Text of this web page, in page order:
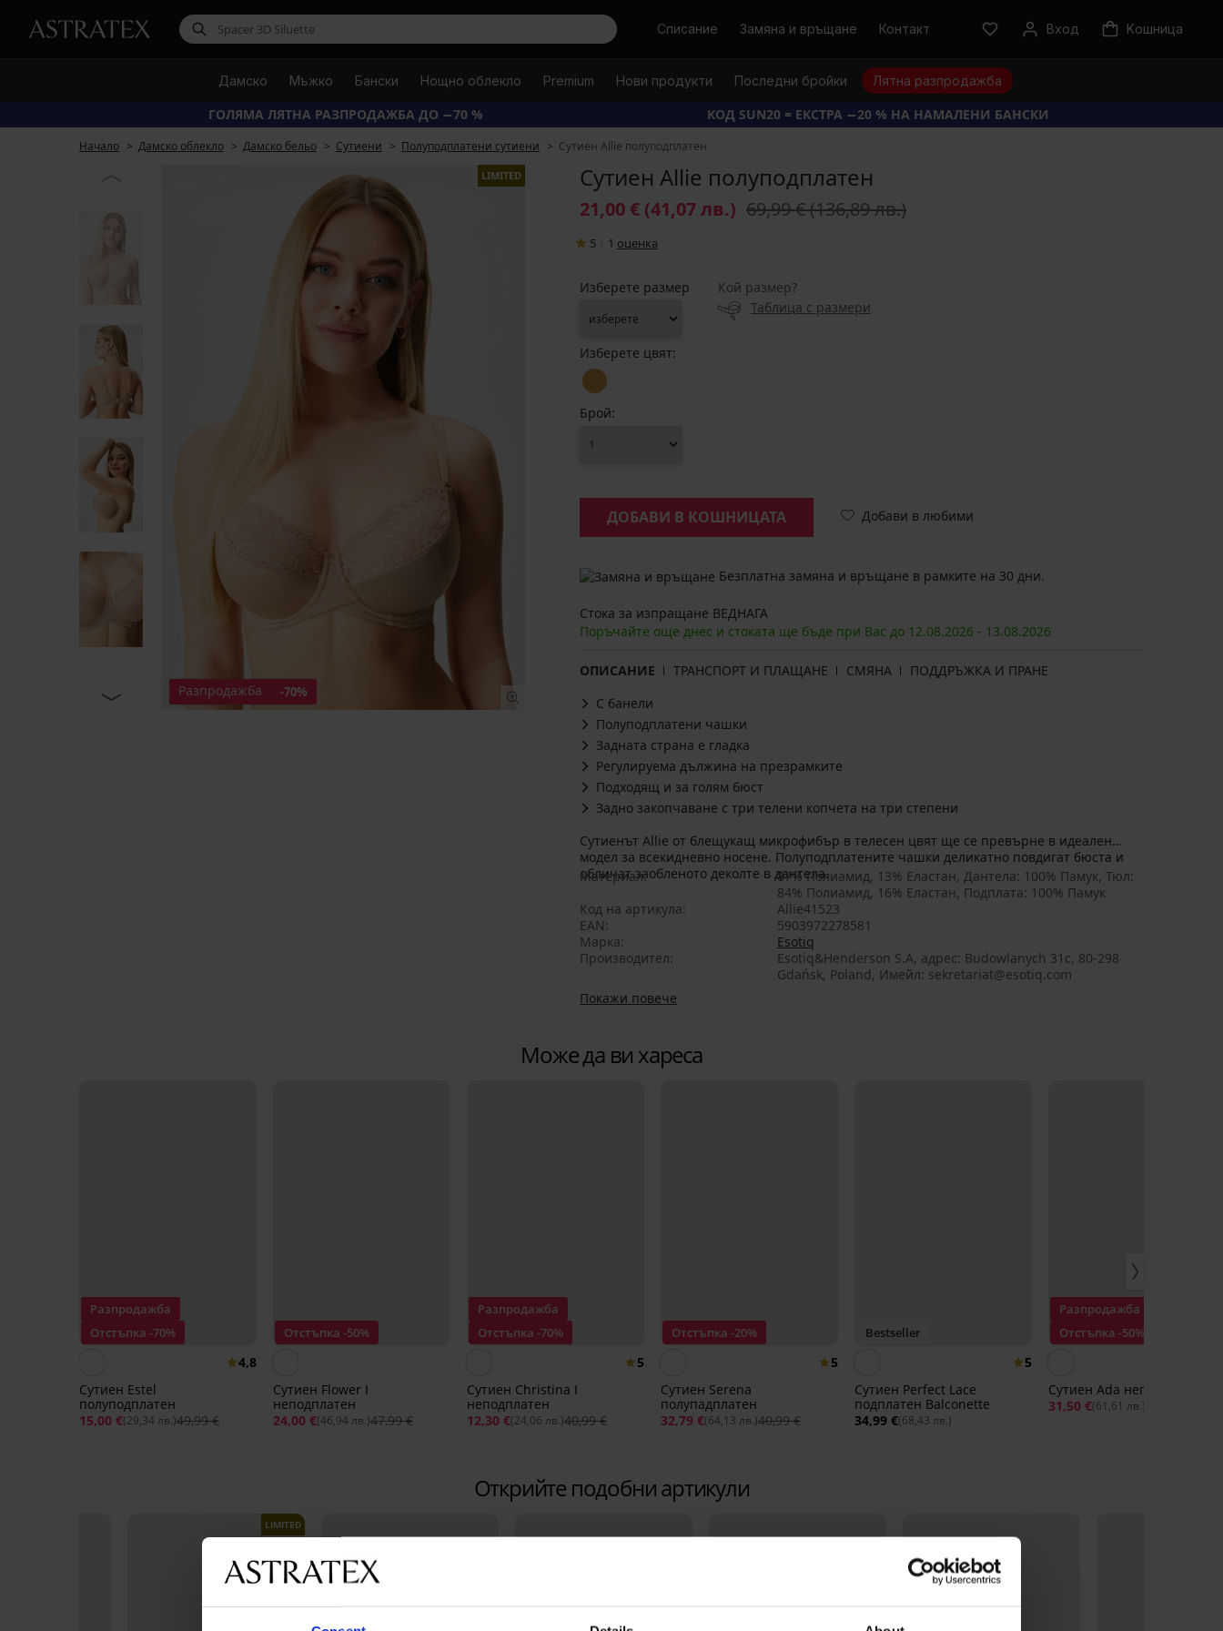
ТърсиСписание Замяна и връщане Контакт Вход Kошница
Дамско Мъжко Бански Нощно облекло Premium Нови продукти Последни бройки Лятна разпродажба
ГОЛЯМА ЛЯТНА РАЗПРОДАЖБА ДО −70 % КОД SUN20 = ЕКСТРА −20 % НА НАМАЛЕНИ БАНСКИ
Начало Дамско облекло Дамско бельо Сутиени Полуподплатени сутиени Сутиен Allie полуподплатен
Разпродажба -70%
LIMITED Сутиен Allie полуподплатен
21,00 € (41,07 лв.) 69,99 €(136,89 лв.)
5 1 oценка
Изберете размер
Кой размер?
Таблица с размери
Изберете цвят:
Брой:
ДОБАВИ В КОШНИЦАТА Добави в любими
Безплатна замяна и връщане в рамките на 30 дни.
Стока за изпращане ВЕДНАГА
Поръчайте още днес и стоката ще бъде при Вас до 12.08.2026 - 13.08.2026
ОПИСАНИЕ ТРАНСПОРТ И ПЛАЩАНЕ СМЯНА
ПОДДРЪЖКА И ПРАНЕ
С банели
Полуподплатени чашки
Задната страна е гладка
Регулируема дължина на презрамките
Подходящ и за голям бюст
Задно закопчаване с три телени копчета на три степени
Сутиенът Allie от блещукащ микрофибър в телесен цвят ще се превърне в идеален
модел за всекидневно носене. Полуподплатените чашки деликатно повдигат бюста и
обличат заобленото деколте в дантела.
Материал
87% Полиамид, 13% Еластан, Дантела: 100% Памук, Тюл:
84% Полиамид, 16% Еластан, Подплата: 100% Памук
Код на артикула
Allie41523
EAN
5903972278581
Марка
Esotiq
Производител
Esotiq&Henderson S.A, aдрес: Budowlanych 31c, 80-298
Gdańsk, Poland, Имейл: sekretariat@esotiq.com
Покажи повече
Може да ви хареса
Разпродажба
Отстъпка -70%
4,8
Сутиен Estel
полуподплатен
15,00 €(29,34 лв.)49,99 €
Отстъпка -50%
Сутиен Flower I
неподплатен
24,00 €(46,94 лв.)47,99 €
Разпродажба
Отстъпка -70%
5
Сутиен Christina I
неподплатен
12,30 €(24,06 лв.)40,99 €
Отстъпка -20%
5
Сутиен Serena
полупадплатен
32,79 €(64,13 лв.)40,99 €
Bestseller
5
Сутиен Perfect Lace
подплатен Balconette
34,99 €(68,43 лв.)
Разпродажба
Отстъпка -50%
Сутиен Ada неподплатен
31,50 €(61,61 лв.)
Открийте подобни артикули
LIMITED